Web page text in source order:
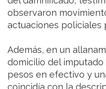
observaron
actuaciones policiales
Además, en un
domicilio del
pesos en efectivo y
coincidía con la